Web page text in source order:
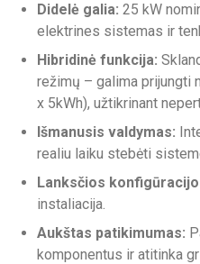
Didelė galia: 25 kW
elektrines sistemas ir
Hibridinė funkcija:
režimų – galima prijungti
x 5kWh), užtikrinant
Išmanusis valdymas:
realiu laiku stebėti
Lanksčios
instaliacija.
Aukštas patikimumas:
komponentus ir atitinka